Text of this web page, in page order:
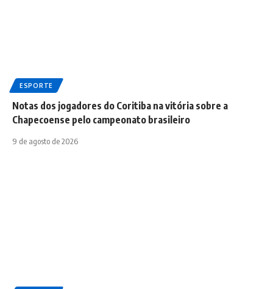
ESPORTE
Notas dos jogadores do Coritiba na vitória sobre a
Chapecoense pelo campeonato brasileiro
9 de agosto de 2026